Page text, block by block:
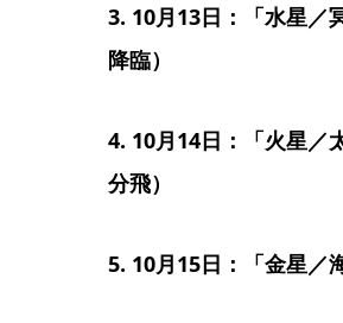
3. 10月13日：「水星／
降臨）
4. 10月14日：「火星／
分飛）
5. 10月15日：「金星／